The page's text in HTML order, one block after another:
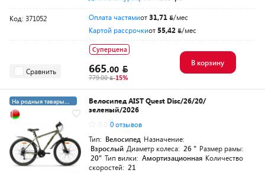
Код: 371052 Оплата частямиот31,71
/мес
Картой рассрочкиот 55,42 /мес
Сравнить
Суперцена
665.00
779.00 -15%
В корзину
На родныя тавары
4%
5+19 суперкредит
Велосипед AIST Quest Disc/26/20/
зеленый/2026
0 отзывов
Тип: Велосипед Назначение:
Взрослый Диаметр колеса: 26 " Размер рамы:
20" Тип вилки: Амортизационная Количество
скоростей: 21